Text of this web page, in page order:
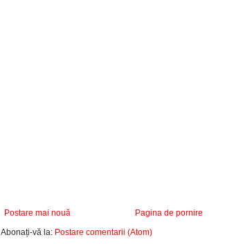
Postare mai nouă
Pagina de pornire
Abonați-vă la: Postare comentarii (Atom)